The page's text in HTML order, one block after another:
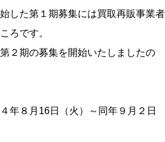
した第１期募集には買取再販事業者
ろです。
２期の募集を開始いたしましたの
８月16日（火）～同年９月２日